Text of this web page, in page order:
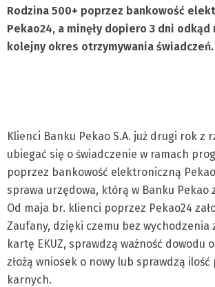
Rodzina 500+ poprzez bankowość
Pekao24, a minęły dopiero 3 dni odkąd
kolejny okres otrzymywania świadczeń.
Klienci Banku Pekao S.A. już drugi rok z
ubiegać się o świadczenie w ramach
poprzez bankowość elektroniczną
sprawa urzędowa, którą w Banku Pekao
Od maja br. klienci poprzez Pekao24
Zaufany, dzięki czemu bez wychodzenia
kartę EKUZ, sprawdzą ważność dowodu
złożą wniosek o nowy lub sprawdzą
karnych.